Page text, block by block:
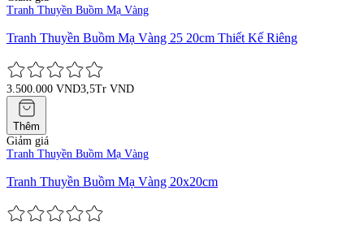
Tranh Thuyền Buồm Mạ Vàng
Tranh Thuyền Buồm Mạ Vàng 25 20cm Thiết Kế Riêng
3.500.000 VND3,5Tr VND
Thêm
Giảm giá
Tranh Thuyền Buồm Mạ Vàng
Tranh Thuyền Buồm Mạ Vàng 20x20cm